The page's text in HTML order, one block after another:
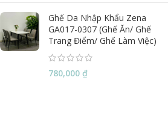
Ghế Da Nhập Khẩu Zena
GA017-0307 (Ghế Ăn/ Ghế
Trang Điểm/ Ghế Làm Việc)
780,000 ₫